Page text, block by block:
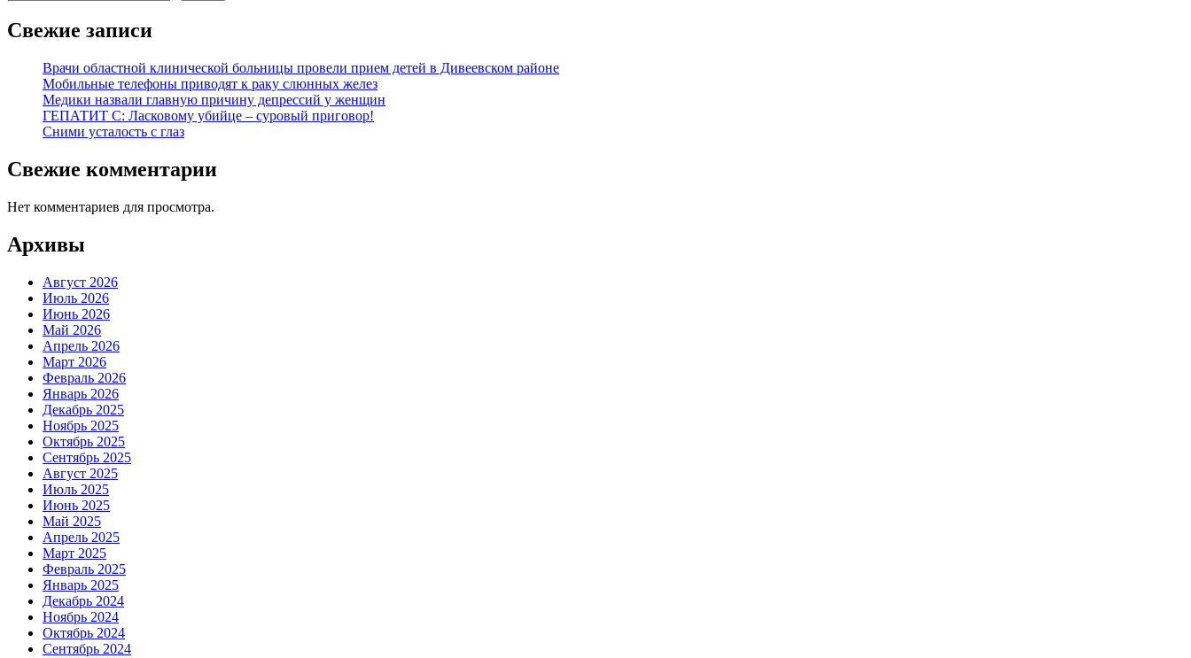
Свежие записи
Врачи областной клинической больницы провели прием детей в Дивеевском районе
Мобильные телефоны приводят к раку слюнных желез
Медики назвали главную причину депрессий у женщин
ГЕПАТИТ С: Ласковому убийце – суровый приговор!
Сними усталость с глаз
Свежие комментарии
Нет комментариев для просмотра.
Архивы
Август 2026
Июль 2026
Июнь 2026
Май 2026
Апрель 2026
Март 2026
Февраль 2026
Январь 2026
Декабрь 2025
Ноябрь 2025
Октябрь 2025
Сентябрь 2025
Август 2025
Июль 2025
Июнь 2025
Май 2025
Апрель 2025
Март 2025
Февраль 2025
Январь 2025
Декабрь 2024
Ноябрь 2024
Октябрь 2024
Сентябрь 2024